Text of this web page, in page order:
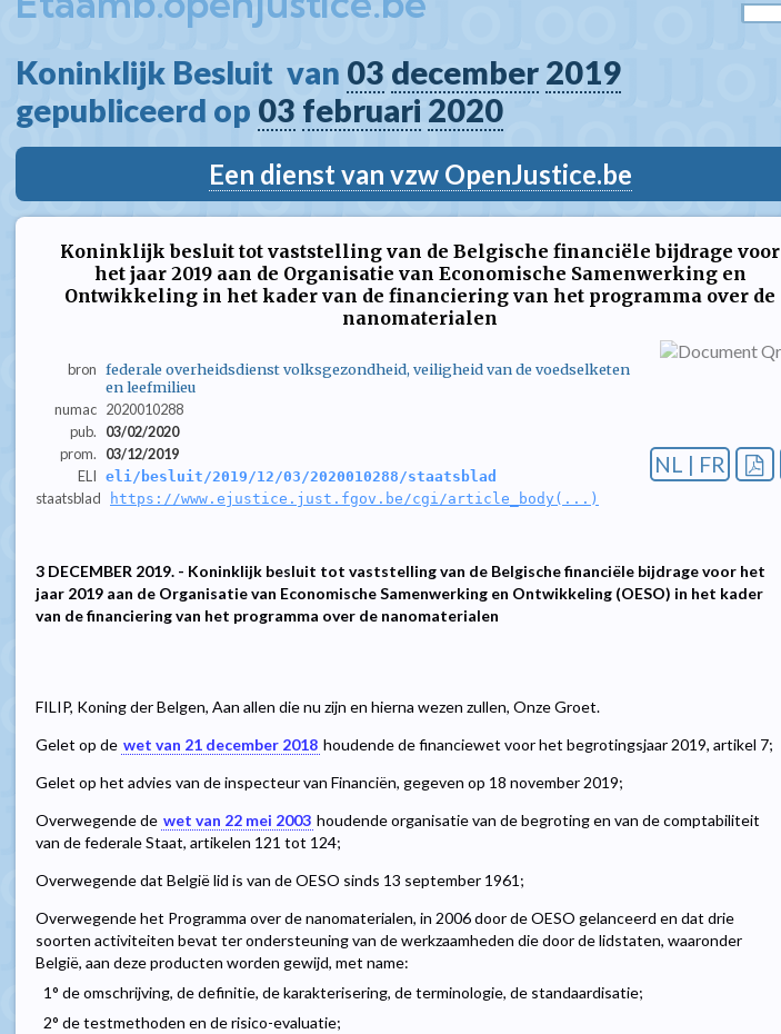
Koninklijk Besluit  van 03 december 2019
gepubliceerd op 03 februari 2020
Een dienst van vzw OpenJustice.be
Koninklijk besluit tot vaststelling van de Belgische financiële bijdrage voor
het jaar 2019 aan de Organisatie van Economische Samenwerking en
Ontwikkeling in het kader van de financiering van het programma over de
nanomaterialen
bron federale overheidsdienst volksgezondheid, veiligheid van de voedselketen
en leefmilieu
numac 2020010288
pub.
03/02/2020
prom.
03/12/2019
ELI eli/besluit/2019/12/03/2020010288/staatsblad
staatsblad https://www.ejustice.just.fgov.be/cgi/article_body(...)
NL | FR
3 DECEMBER 2019. - Koninklijk besluit tot vaststelling van de Belgische financiële bijdrage voor het
jaar 2019 aan de Organisatie van Economische Samenwerking en Ontwikkeling (OESO) in het kader
van de financiering van het programma over de nanomaterialen
FILIP, Koning der Belgen, Aan allen die nu zijn en hierna wezen zullen, Onze Groet.
Gelet op de wet van 21 december 2018 houdende de financiewet voor het begrotingsjaar 2019, artikel 7;
Gelet op het advies van de inspecteur van Financiën, gegeven op 18 november 2019;
Overwegende de wet van 22 mei 2003 houdende organisatie van de begroting en van de comptabiliteit
van de federale Staat, artikelen 121 tot 124;
Overwegende dat België lid is van de OESO sinds 13 september 1961;
Overwegende het Programma over de nanomaterialen, in 2006 door de OESO gelanceerd en dat drie
soorten activiteiten bevat ter ondersteuning van de werkzaamheden die door de lidstaten, waaronder
België, aan deze producten worden gewijd, met name:
1° de omschrijving, de definitie, de karakterisering, de terminologie, de standaardisatie;
2° de testmethoden en de risico-evaluatie;